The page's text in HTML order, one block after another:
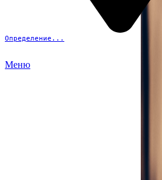
Определение...
Меню